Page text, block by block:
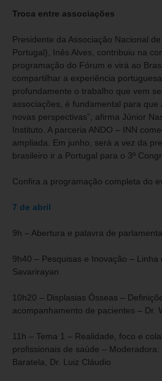
Troca entre associações
Presidente da Associação Nacional
Portugal), Inês Alves, contribuiu na
programação do Fórum e virá ao
compartilhar a experiência
profundamente o trabalho que vem
associações, é fundamental para que
novas perspectivas”, afirma Júnior
Instituto. A parceria ANDO – INN
ampliada. Em junho, será a vez da
brasileiro ir a Portugal para o 3º
Confira a programação completa do
7 de abril
9h – Abertura e palavra de
9h40 – Pesquisas e Inovação – Linha
Savarirayan
10h20 – Displasias Ósseas –
acompanhamento de pacientes – Dr.
11h – Tema 1 – Realidade, foco e
profissionais de saúde – Moderadora:
Baratela, Dr. Luiz Cláudio